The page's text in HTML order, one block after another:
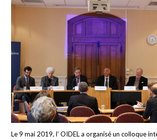
Le 9 mai 2019, l’ OIDEL a organisé un colloque